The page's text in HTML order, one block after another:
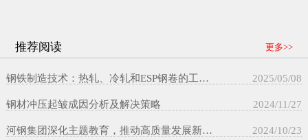
推荐阅读 更多>>
钢铁制造技术：热轧、冷轧和ESP钢卷的工艺与性能评估 2025/05/08
钢材冲压起皱成因分析及解决策略 2024/11/27
河钢集团深化主题教育，推动高质量发展新征程 2024/10/23